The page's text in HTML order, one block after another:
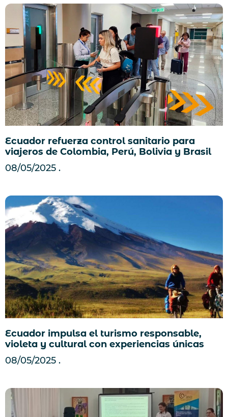
Ecuador refuerza control sanitario para
viajeros de Colombia, Perú, Bolivia y Brasil
08/05/2025
Ecuador impulsa el turismo responsable,
violeta y cultural con experiencias únicas
08/05/2025